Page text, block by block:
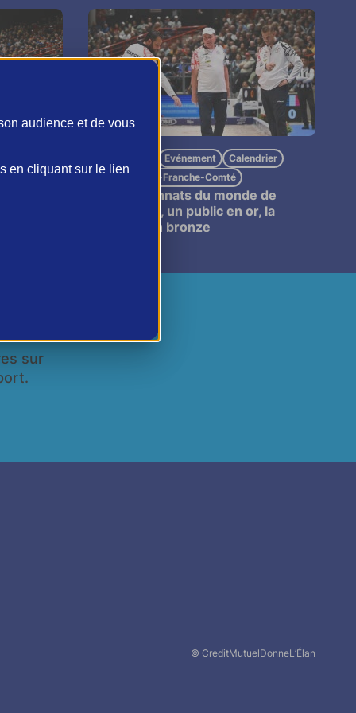
de
Championnats du monde de
pétanque, un public en or, la
France en bronze
Evénement
Calendrier
Bourgogne-Franche-Comté
sur
© CreditMutuelDonneL’Élan
audience et de vous
en cliquant sur le lien